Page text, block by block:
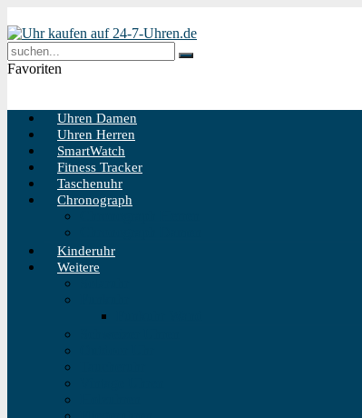
Favoriten
Uhren Damen
Uhren Herren
SmartWatch
Fitness Tracker
Taschenuhr
Chronograph
Kinderuhr
Weitere